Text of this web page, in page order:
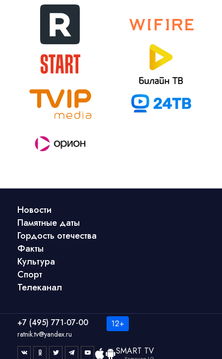
Новости
Памятные даты
Гордость отечества
Факты
Культура
Спорт
Телеканал
+7 (495) 771-07-00
ratnik.tv@yandex.ru
SMART TV